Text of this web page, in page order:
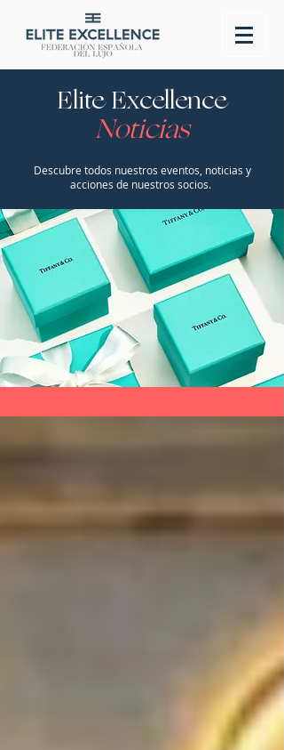
Elite Excellence
Noticias
Descubre todos nuestros eventos, noticias y
acciones de nuestros socios.